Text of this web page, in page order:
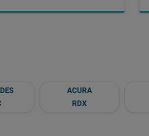
ACURA
RDX